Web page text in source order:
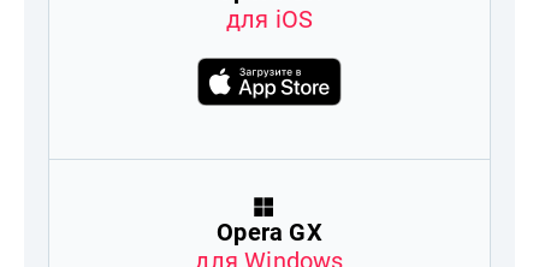
для iOS
Opera GX
для Windows